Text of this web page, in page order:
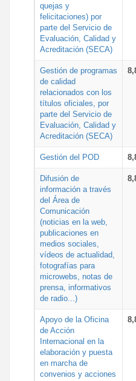
quejas y
felicitaciones) por
parte del Servicio de
Evaluación, Calidad y
Acreditación (SECA)
Gestión de programas
de calidad
relacionados con los
títulos oficiales, por
parte del Servicio de
Evaluación, Calidad y
Acreditación (SECA)
Gestión del POD
Difusión de
información a través
del Área de
Comunicación
(noticias en la web,
publicaciones en
medios sociales,
vídeos de actualidad,
fotografías para
microwebs, notas de
prensa, informativos
de radio...)
Apoyo de la Oficina
de Acción
Internacional en la
elaboración y puesta
en marcha de
convenios y acciones